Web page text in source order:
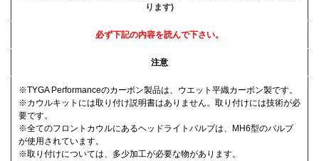
ります)
必ず下記の内容を読んで下さい。
注意
※TYGA Performanceのカーボン製品は、ウエット平織カーボン製です。
※カウルキットには取り付け説明書はありません。取り付けには技術が必
要です。
※全てのフロントカウルにあるヘッドライトバルブは、MH6型のバルブ
が使用されています。
※取り付けについては、多少加工が必要な物があります。